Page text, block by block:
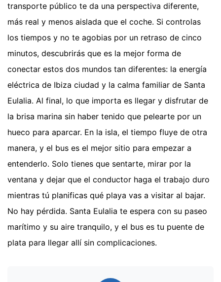
transporte público te da una perspectiva diferente,
más real y menos aislada que el coche. Si controlas
los tiempos y no te agobias por un retraso de cinco
minutos, descubrirás que es la mejor forma de
conectar estos dos mundos tan diferentes: la energía
eléctrica de Ibiza ciudad y la calma familiar de Santa
Eulalia. Al final, lo que importa es llegar y disfrutar de
la brisa marina sin haber tenido que pelearte por un
hueco para aparcar. En la isla, el tiempo fluye de otra
manera, y el bus es el mejor sitio para empezar a
entenderlo. Solo tienes que sentarte, mirar por la
ventana y dejar que el conductor haga el trabajo duro
mientras tú planificas qué playa vas a visitar al bajar.
No hay pérdida. Santa Eulalia te espera con su paseo
marítimo y su aire tranquilo, y el bus es tu puente de
plata para llegar allí sin complicaciones.